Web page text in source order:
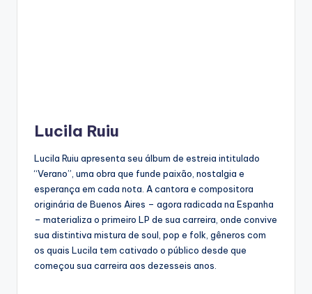
Lucila Ruiu
Lucila Ruiu apresenta seu álbum de estreia intitulado
“Verano”, uma obra que funde paixão, nostalgia e
esperança em cada nota. A cantora e compositora
originária de Buenos Aires – agora radicada na Espanha
– materializa o primeiro LP de sua carreira, onde convive
sua distintiva mistura de soul, pop e folk, gêneros com
os quais Lucila tem cativado o público desde que
começou sua carreira aos dezesseis anos.